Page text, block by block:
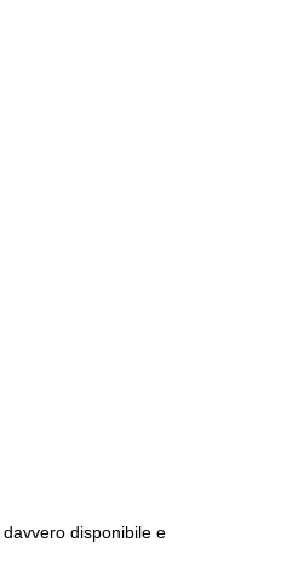
disponibile e